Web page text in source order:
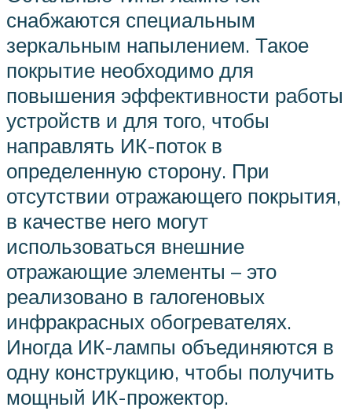
снабжаются специальным
зеркальным напылением. Такое
покрытие необходимо для
повышения эффективности работы
устройств и для того, чтобы
направлять ИК-поток в
определенную сторону. При
отсутствии отражающего покрытия,
в качестве него могут
использоваться внешние
отражающие элементы – это
реализовано в галогеновых
инфракрасных обогревателях.
Иногда ИК-лампы объединяются в
одну конструкцию, чтобы получить
мощный ИК-прожектор.